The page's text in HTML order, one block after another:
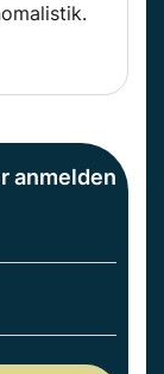
anmelden